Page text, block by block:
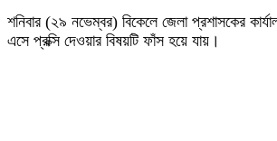
শনিবার (২৯ নভেম্বর) বিকেলে জেলা প্রশাসকের
এসে প্রক্সি দেওয়ার বিষয়টি ফাঁস হয়ে যায়।